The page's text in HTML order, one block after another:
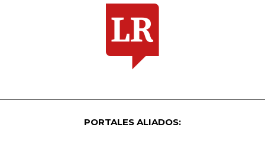
PORTALES ALIADOS: